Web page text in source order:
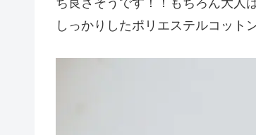
しっかりしたポリエステルコット